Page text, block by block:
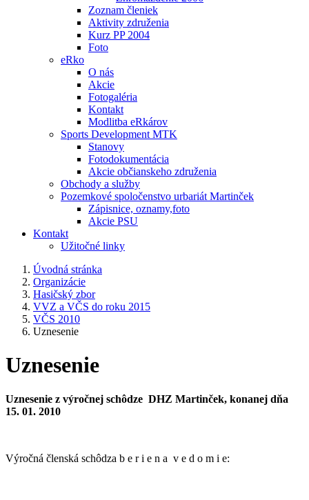
Zoznam členiek
Aktivity združenia
Kurz PP 2004
Foto
eRko
O nás
Akcie
Fotogaléria
Kontakt
Modlitba eRkárov
Sports Development MTK
Stanovy
Fotodokumentácia
Akcie občianskeho združenia
Obchody a služby
Pozemkové spoločenstvo urbariát Martinček
Zápisnice, oznamy,foto
Akcie PSU
Kontakt
Užitočné linky
Úvodná stránka
Organizácie
Hasičský zbor
VVZ a VČS do roku 2015
VČS 2010
Uznesenie
Uznesenie
Uznesenie z výročnej schôdze DHZ Martinček, konanej dňa
15. 01. 2010
Výročná členská schôdza b e r i e n a v e d o m i e: